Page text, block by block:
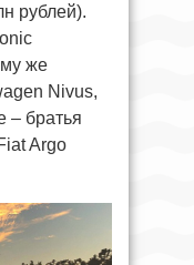
рублей).
же
Nivus,
– братья
Argo